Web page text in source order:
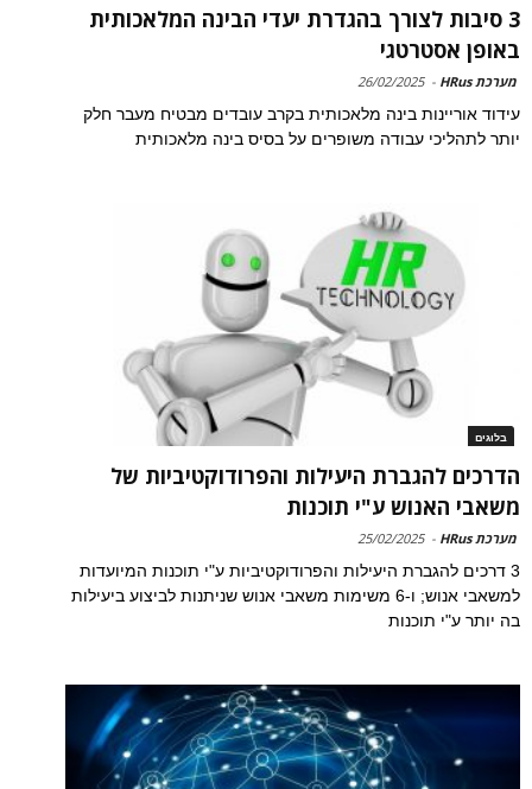
3 סיבות לצורך בהגדרת יעדי הבינה המלאכותית
באופן אסטרטגי
מערכת HRus -
26/02/2025
עידוד אוריינות בינה מלאכותית בקרב עובדים מבטיח מעבר חלק
יותר לתהליכי עבודה משופרים על בסיס בינה מלאכותית
בלוגים
הדרכים להגברת היעילות והפרודוקטיביות של
משאבי האנוש ע"י תוכנות
מערכת HRus -
25/02/2025
3 דרכים להגברת היעילות והפרודוקטיביות ע"י תוכנות המיועדות
למשאבי אנוש; ו-6 משימות משאבי אנוש שניתנות לביצוע ביעילות
בה יותר ע"י תוכנות